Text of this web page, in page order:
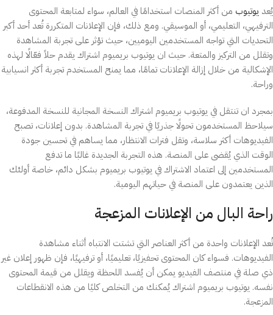
يُعد يوتيوب من أكثر المنصات استخدامًا في العالم، سواء لمتابعة المحتوى
الترفيهي، التعليمي، أو الموسيقي. ومع ذلك، فإن الإعلانات المتكررة تُعد أحد أكبر
التحديات التي تواجه المستخدمين اليوميين، حيث تؤثر على تجربة المشاهدة
وتقلل من التركيز والمتعة. حيث ان يوتيوب بريميوم اشتراك يقدم حلاً فعّالًا لهذه
الإشكالية من خلال إزالة الإعلانات تمامًا، مما يمنح المستخدم تجربة أكثر انسيابية
وراحة.
بمجرد ان تنتقل في يوتيوب بريميوم اشتراك النسخة المجانية للنسخة المدفوعة،
سيلاحظ المستخدمون تحولًا جذريًا في تجربة المشاهدة. بدون إعلانات، تصبح
الفيديوهات أكثر سلاسة، وتقل فترات الانتظار، مما يساهم في تحسين جودة
الوقت الذي يُقضى على المنصة. هذه التجربة الجديدة غالبًا ما تدفع
المستخدمين إلى اعتماد الاشتراك في يوتيوب بريميوم بشكل دائم، خاصة أولئك
الذين يعتمدون على المنصة في حياتهم اليومية.
راحة البال من الإعلانات المزعجة
تُعد الإعلانات واحدة من أكثر العناصر التي تشتت الانتباه أثناء مشاهدة
الفيديوهات. فسواء كان المحتوى تحفيزيًا، تعليميًا، أو ترفيهيًا، فإن ظهور إعلان غير
ذي صلة في منتصف الفيديو يمكن أن يُفسد اللحظة ويقلل من قيمة المحتوى
نفسه. يوتيوب بريميوم اشتراك يُمكنك من التخلص كليًا من هذه الانقطاعات
المزعجة.